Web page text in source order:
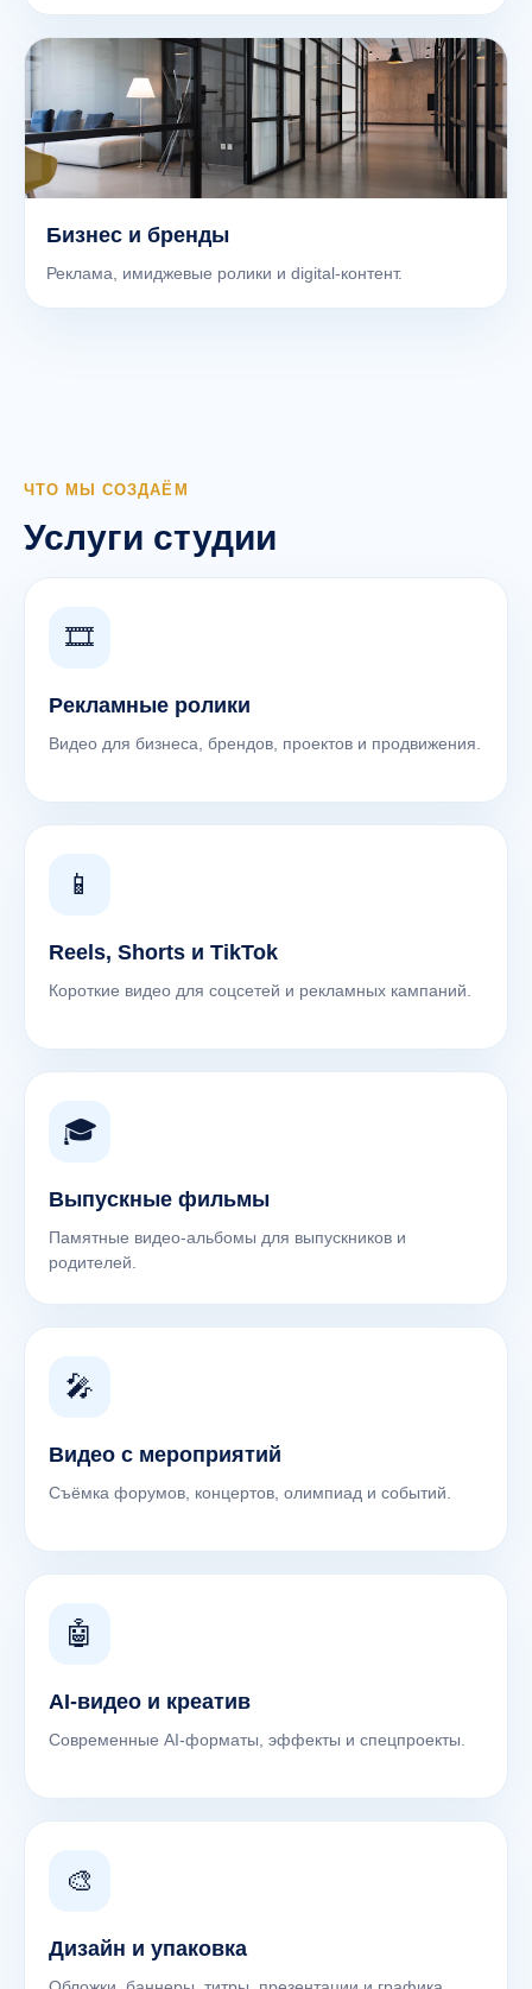
Бизнес и бренды
Реклама, имиджевые ролики и digital-контент.
ЧТО МЫ СОЗДАЁМ
Услуги студии
🎞️
Рекламные ролики
Видео для бизнеса, брендов, проектов и продвижения.
📱
Reels, Shorts и TikTok
Короткие видео для соцсетей и рекламных кампаний.
🎓
Выпускные фильмы
Памятные видео-альбомы для выпускников и
родителей.
🎤
Видео с мероприятий
Съёмка форумов, концертов, олимпиад и событий.
🤖
AI-видео и креатив
Современные AI-форматы, эффекты и спецпроекты.
🎨
Дизайн и упаковка